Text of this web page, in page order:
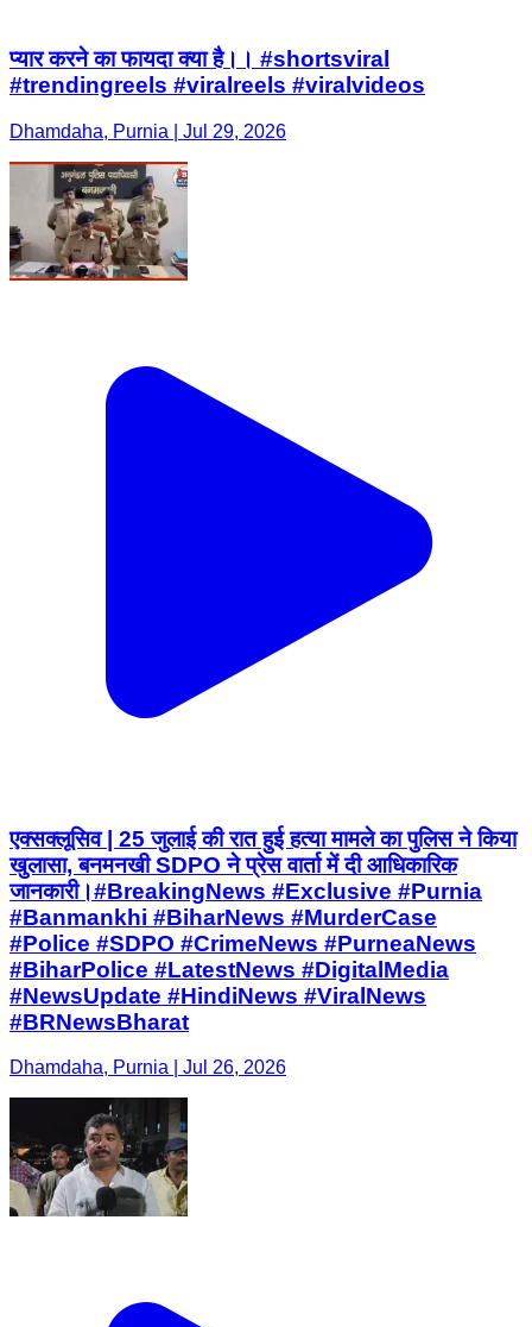
प्यार करने का फायदा क्या है।। #shortsviral
#trendingreels #viralreels #viralvideos
Dhamdaha, Purnia | Jul 29, 2026
एक्सक्लूसिव | 25 जुलाई की रात हुई हत्या मामले का पुलिस ने किया
खुलासा, बनमनखी SDPO ने प्रेस वार्ता में दी आधिकारिक
जानकारी।#BreakingNews #Exclusive #Purnia
#Banmankhi #BiharNews #MurderCase
#Police #SDPO #CrimeNews #PurneaNews
#BiharPolice #LatestNews #DigitalMedia
#NewsUpdate #HindiNews #ViralNews
#BRNewsBharat
Dhamdaha, Purnia | Jul 26, 2026